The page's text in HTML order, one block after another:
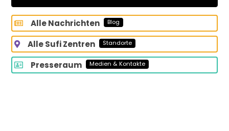
Alle Nachrichten Blog
Alle Sufi Zentren Standorte
Presseraum Medien & Kontakte